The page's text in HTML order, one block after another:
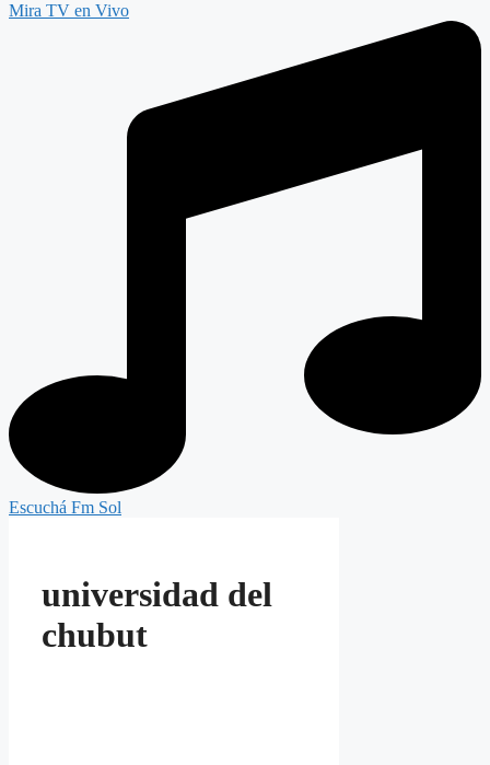
Mira TV en Vivo
Escuchá Fm Sol
universidad del
chubut